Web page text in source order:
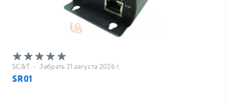
SC&T • Забрать 21 августа 2026 г.
SR01